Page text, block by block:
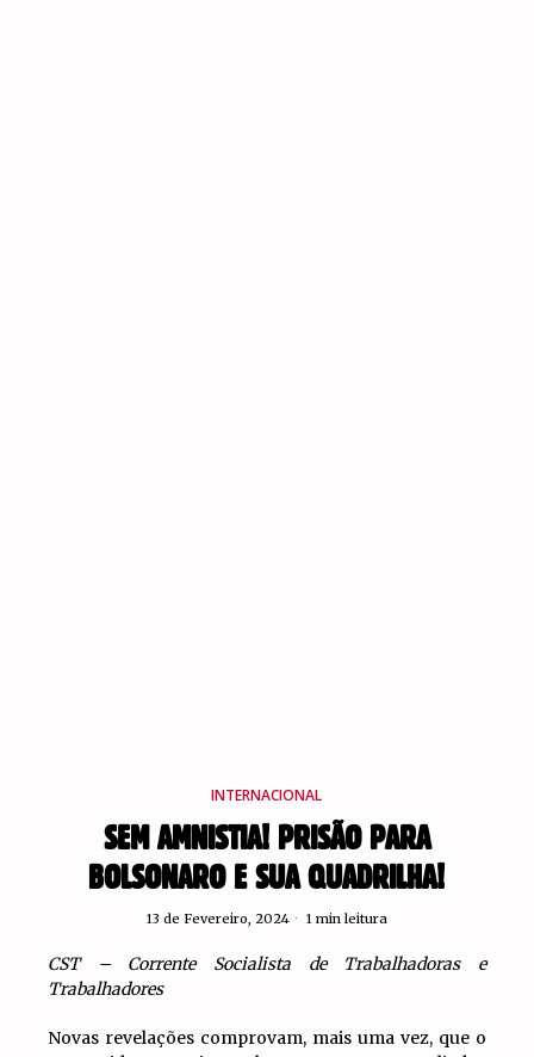
INTERNACIONAL
SEM AMNISTIA! PRISÃO PARA
BOLSONARO E SUA QUADRILHA!
13 de Fevereiro, 2024 1 min leitura
CST – Corrente Socialista de Trabalhadoras e
Trabalhadores
Novas revelações comprovam, mais uma vez, que o